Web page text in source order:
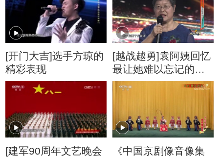
[开门大吉]选手方琼的
精彩表现
[越战越勇]袁阿姨回忆
最让她难以忘记的案
例
[建军90周年文艺晚会
《中国京剧像音像集